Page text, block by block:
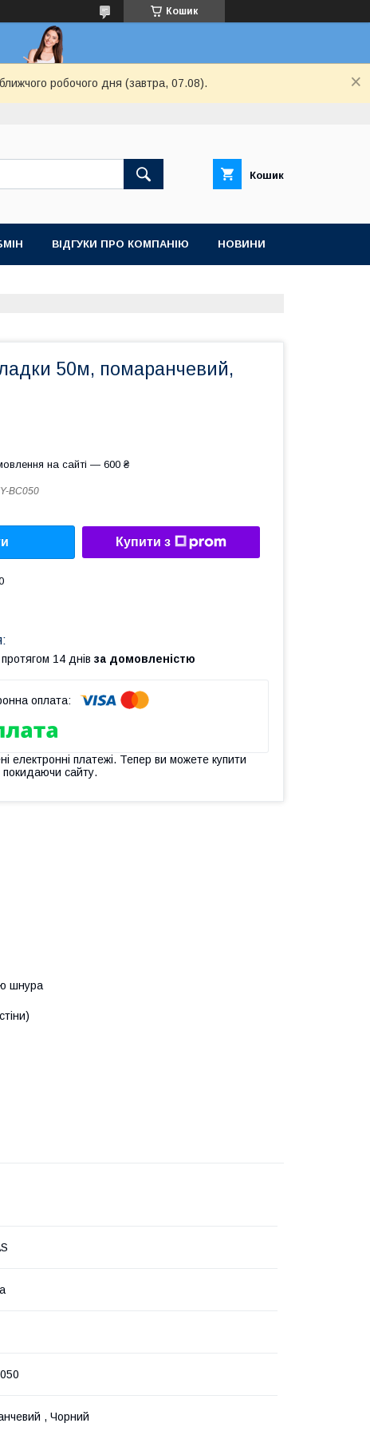
Кошик
робочого дня (завтра, 07.08).
Кошик
ВІДГУКИ ПРО КОМПАНІЮ НОВИНИ
50м, помаранчевий,
на сайті — 600 ₴
BC050
Купити з
14 днів за домовленістю
електронні платежі. Тепер ви можете купити
сайту.
шнура
, Чорний